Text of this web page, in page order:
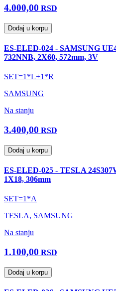
4.000,00 RSD
Dodaj u korpu
ES-ELED-024 - SAMSUNG
732NNB, 2X60, 572mm, 3V
SET=1*L+1*R
SAMSUNG
Na stanju
3.400,00 RSD
Dodaj u korpu
ES-ELED-025 - TESLA
1X18, 306mm
SET=1*A
TESLA, SAMSUNG
Na stanju
1.100,00 RSD
Dodaj u korpu